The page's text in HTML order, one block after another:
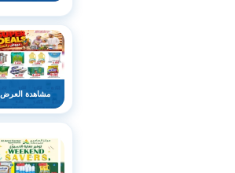
مشاهدة العرض